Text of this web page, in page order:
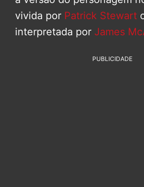
vivida por Patrick Stewart
interpretada por James
PUBLICIDADE